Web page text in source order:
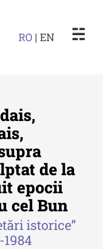
RO | EN ☵
- XLIV
- XLIII
- XLII -
de la
epocii
cel Bun
istorice”